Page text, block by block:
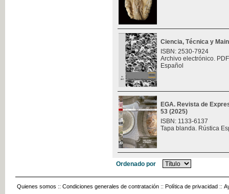
Ciencia, Técnica y
ISBN: 2530-7924
Archivo electrónico.
Español
EGA. Revista de
53 (2025)
ISBN: 1133-6137
Tapa blanda. Rústica
Ordenado por
Quienes somos :: Condiciones generales de contratación :: Política de privacidad ::